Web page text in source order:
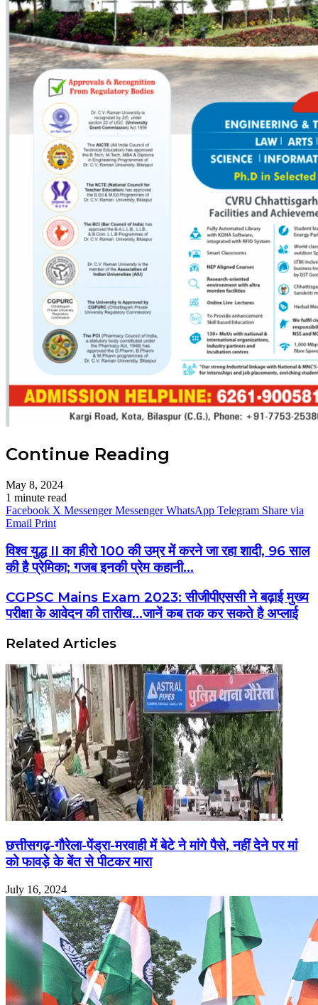
Continue Reading
May 8, 2024
1 minute read
Facebook X Messenger Messenger WhatsApp Telegram Share via
Email Print
विश्व युद्ध II का हीरो 100 की उम्र में करने जा रहा शादी, 96 साल
की है प्रेमिका; गजब इनकी प्रेम कहानी...
CGPSC Mains Exam 2023: सीजीपीएससी ने बढ़ाई मुख्य
परीक्षा के आवेदन की तारीख...जानें कब तक कर सकते है अप्लाई
Related Articles
छत्तीसगढ़-गौरेला-पेंड्रा-मरवाही में बेटे ने मांगे पैसे, नहीं देने पर मां
को फावड़े के बेंत से पीटकर मारा
July 16, 2024